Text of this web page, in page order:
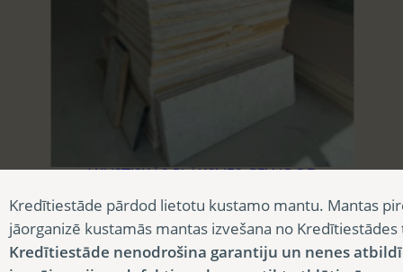
3,90€
Kredītiestāde pārdod lietotu kustamo mantu. Mantas
jāorganizē kustamās mantas izvešana no
Kredītiestāde nenodrošina garantiju un nenes